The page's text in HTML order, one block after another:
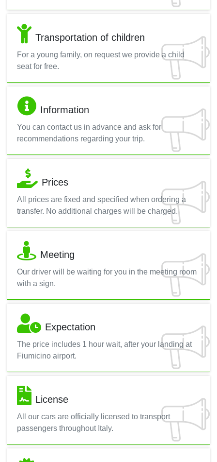
Transportation of children
For a young family, on request we provide a child
seat for free.
Information
You can contact us in advance and ask for
recommendations regarding your trip.
Prices
All prices are fixed and specified when ordering a
transfer. No additional charges will be charged.
Meeting
Our driver will be waiting for you in the meeting room
with a sign.
Expectation
The price includes 1 hour wait, after your landing at
Fiumicino airport.
License
All our cars are officially licensed to transport
passengers throughout Italy.